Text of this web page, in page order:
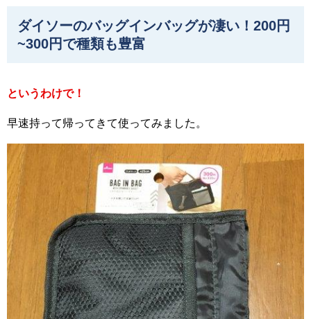
ダイソーのバッグインバッグが凄い！200円
~300円で種類も豊富
というわけで！
早速持って帰ってきて使ってみました。